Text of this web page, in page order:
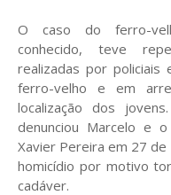
O caso do ferro-
conhecido, teve
realizadas por
ferro-velho e em
localização dos
denunciou Marcelo e
Xavier Pereira em 27
homicídio por motivo
cadáver.